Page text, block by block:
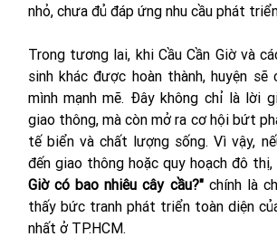
nhỏ, chưa đủ đáp ứng nhu cầu phát
Trong tương lai, khi Cầu Cần Giờ và
sinh khác được hoàn thành, huyện sẽ
mình mạnh mẽ. Đây không chỉ là lời
giao thông, mà còn mở ra cơ hội bứt
tế biển và chất lượng sống. Vì vậy,
đến giao thông hoặc quy hoạch đô
Giờ có bao nhiêu cây cầu?" chính là
thấy bức tranh phát triển toàn diện
nhất ở TP.HCM.